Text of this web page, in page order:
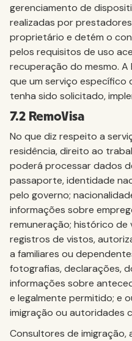
gerenciamento de
realizadas por
proprietário e detém o
pelos requisitos de uso
recuperação do mesmo.
que um serviço específico
tenha sido solicitado,
7.2 RemoVisa
No que diz respeito a
residência, direito ao
poderá processar dados
passaporte, identidade
pelo governo;
informações sobre
remuneração; histórico de
registros de vistos,
a familiares ou
fotografias, declarações,
informações sobre
e legalmente permitido; e
imigração ou autoridades
Consultores de imigração,